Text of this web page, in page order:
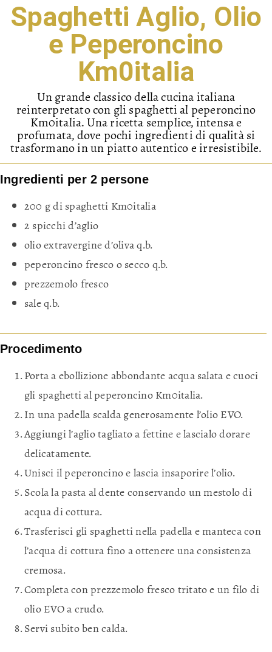
Spaghetti Aglio, Olio
e Peperoncino
Km0italia
Un grande classico della cucina italiana
reinterpretato con gli spaghetti al peperoncino
Km0italia. Una ricetta semplice, intensa e
profumata, dove pochi ingredienti di qualità si
trasformano in un piatto autentico e irresistibile.
Ingredienti per 2 persone
200 g di spaghetti Km0italia
2 spicchi d’aglio
olio extravergine d’oliva q.b.
peperoncino fresco o secco q.b.
prezzemolo fresco
sale q.b.
Procedimento
Porta a ebollizione abbondante acqua salata e cuoci
gli spaghetti al peperoncino Km0italia.
In una padella scalda generosamente l’olio EVO.
Aggiungi l’aglio tagliato a fettine e lascialo dorare
delicatamente.
Unisci il peperoncino e lascia insaporire l’olio.
Scola la pasta al dente conservando un mestolo di
acqua di cottura.
Trasferisci gli spaghetti nella padella e manteca con
l’acqua di cottura fino a ottenere una consistenza
cremosa.
Completa con prezzemolo fresco tritato e un filo di
olio EVO a crudo.
Servi subito ben calda.